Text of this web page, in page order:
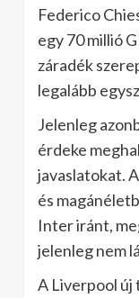
Federico
egy 70 millió
záradék
legalább
Jelenleg
érdeke
javaslatokat.
és
Inter iránt,
jelenleg nem
A Liverpool új